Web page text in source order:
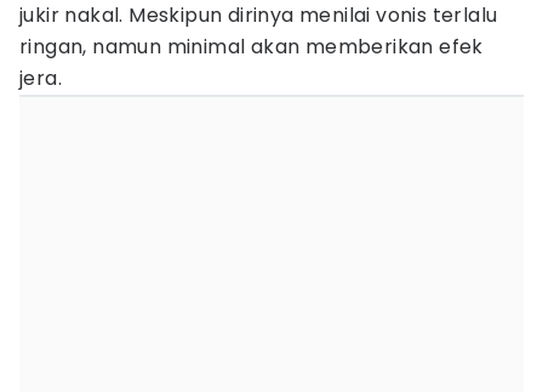
jukir nakal. Meskipun dirinya menilai vonis terlalu
ringan, namun minimal akan memberikan efek
jera.